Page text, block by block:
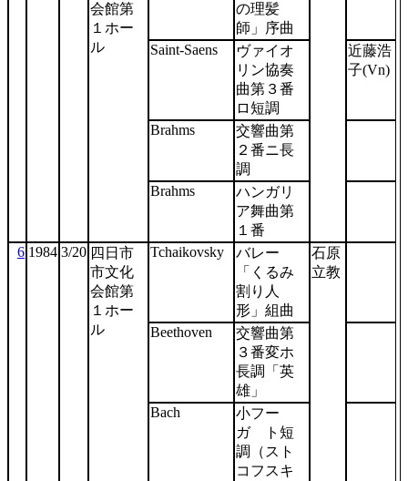
会館第
１ホー
ル
の理髪
師」序曲
Saint-Saens
ヴァイオ
リン協奏
曲第３番
ロ短調
近藤浩
子(Vn)
Brahms
交響曲第
２番ニ長
調
Brahms
ハンガリ
ア舞曲第
１番
6 1984 3/20 四日市
市文化
会館第
１ホー
ル
Tchaikovsky
バレー
「くるみ
割り人
形」組曲
石原
立教
Beethoven
交響曲第
３番変ホ
長調「英
雄」
Bach
小フー
ガ ト短
調（スト
コフスキ